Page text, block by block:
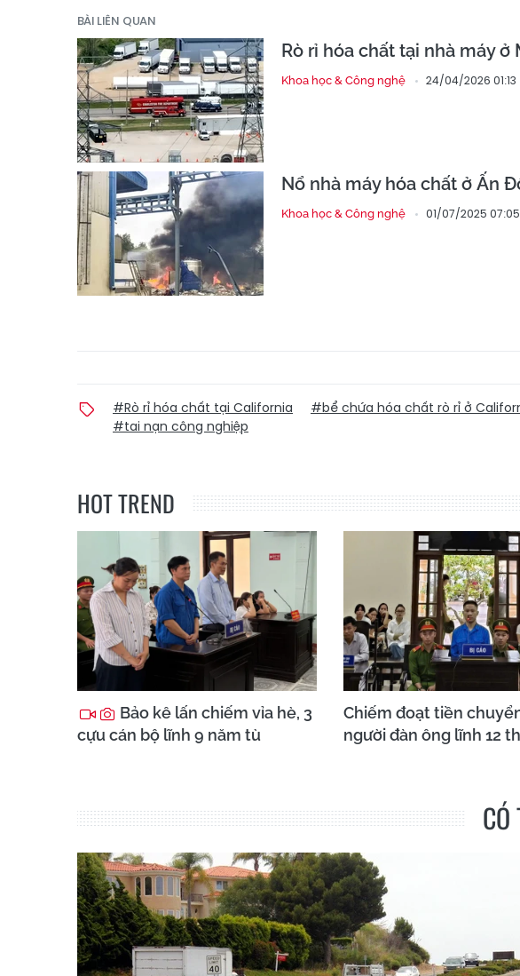
BÀI LIÊN QUAN
Rò rỉ hóa chất tại nhà máy
Khoa học & Công nghệ 24/04/2026 01:13
Nổ nhà máy hóa chất ở Ấn
Khoa học & Công nghệ 01/07/2025 07:05
#Rò rỉ hóa chất tại California #bể chứa hóa chất rò rỉ ở
#tai nạn công nghiệp
HOT TREND
Bảo kê lấn chiếm vỉa hè, 3
cựu cán bộ lĩnh 9 năm tù
Chiếm đoạt tiền
người đàn ông lĩnh 12